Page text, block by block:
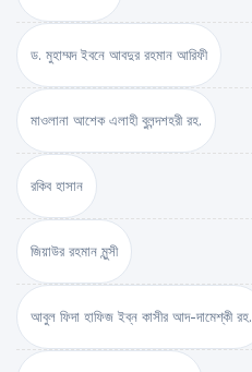
ড. মুহাম্মদ ইবনে আবদুর রহমান আরিফী
মাওলানা আশেক এলাহী বুলন্দশহরী রহ.
রকিব হাসান
জিয়াউর রহমান মুন্সী
আবুল ফিদা হাফিজ ইব্‌ন কাসীর আদ-দামেশ্‌কী রহ.